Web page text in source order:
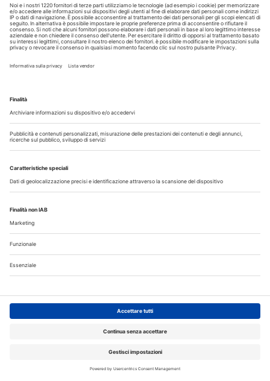
Organizzazione e tecnologia ridisegnano il lavoro in
laboratorio
Medicina e odontoiatria, iscrizioni al semestre aperto:
Corsi, Convegni, Eventi
Agosto 2026
2
3 4 5 6 7
8
16
23
24 25 26 27 28
29
30
31
Annunci